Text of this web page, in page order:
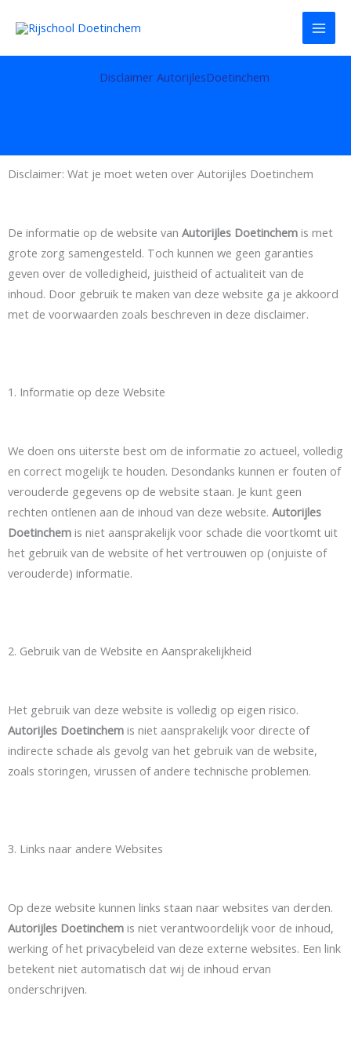
naar
Disclaimer AutorijlesDoetinchem
Disclaimer: Wat je moet weten over Autorijles Doetinchem
De informatie op de website van Autorijles Doetinchem is met
grote zorg samengesteld. Toch kunnen we geen garanties
geven over de volledigheid, juistheid of actualiteit van de
inhoud. Door gebruik te maken van deze website ga je akkoord
met de voorwaarden zoals beschreven in deze disclaimer.
1. Informatie op deze Website
We doen ons uiterste best om de informatie zo actueel, volledig
en correct mogelijk te houden. Desondanks kunnen er fouten of
verouderde gegevens op de website staan. Je kunt geen
rechten ontlenen aan de inhoud van deze website. Autorijles
Doetinchem is niet aansprakelijk voor schade die voortkomt uit
het gebruik van de website of het vertrouwen op (onjuiste of
verouderde) informatie.
2. Gebruik van de Website en Aansprakelijkheid
Het gebruik van deze website is volledig op eigen risico.
Autorijles Doetinchem is niet aansprakelijk voor directe of
indirecte schade als gevolg van het gebruik van de website,
zoals storingen, virussen of andere technische problemen.
3. Links naar andere Websites
Op deze website kunnen links staan naar websites van derden.
Autorijles Doetinchem is niet verantwoordelijk voor de inhoud,
werking of het privacybeleid van deze externe websites. Een link
betekent niet automatisch dat wij de inhoud ervan
onderschrijven.